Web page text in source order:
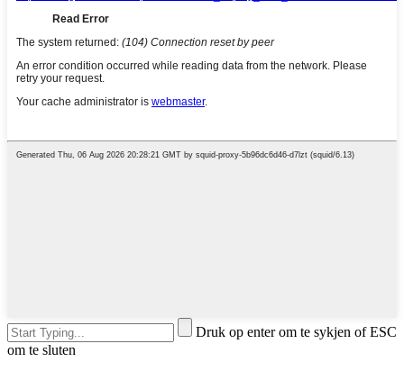
Druk op enter om te sykjen of ESC
om te sluten